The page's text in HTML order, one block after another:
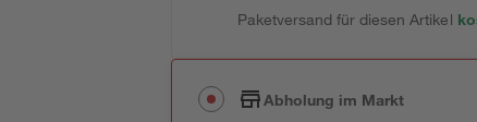
Paketversand für diesen Artikel
Abholung im Markt